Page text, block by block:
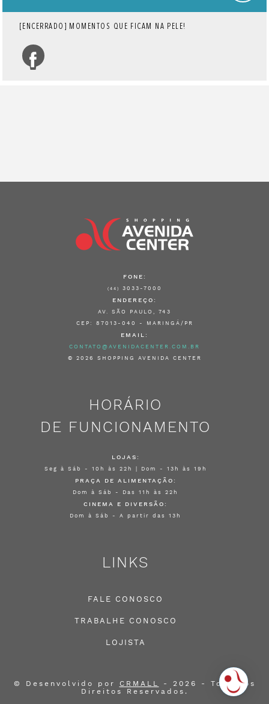
[ENCERRADO] MOMENTOS QUE FICAM NA PELE!
FONE:
(44) 3033-7000
ENDEREÇO:
AV. SÃO PAULO, 743
CEP: 87013-040 - MARINGÁ/PR
EMAIL:
CONTATO@AVENIDACENTER.COM.BR
© 2026 SHOPPING AVENIDA CENTER
HORÁRIO
DE FUNCIONAMENTO
LOJAS:
Seg à Sáb - 10h às 22h | Dom - 13h às 19h
PRAÇA DE ALIMENTAÇÃO:
Dom à Sáb - Das 11h às 22h
CINEMA E DIVERSÃO:
Dom à Sáb - A partir das 13h
LINKS
FALE CONOSCO
TRABALHE CONOSCO
LOJISTA
© Desenvolvido por CRMALL
- 2026 - Todos os
Direitos Reservados.